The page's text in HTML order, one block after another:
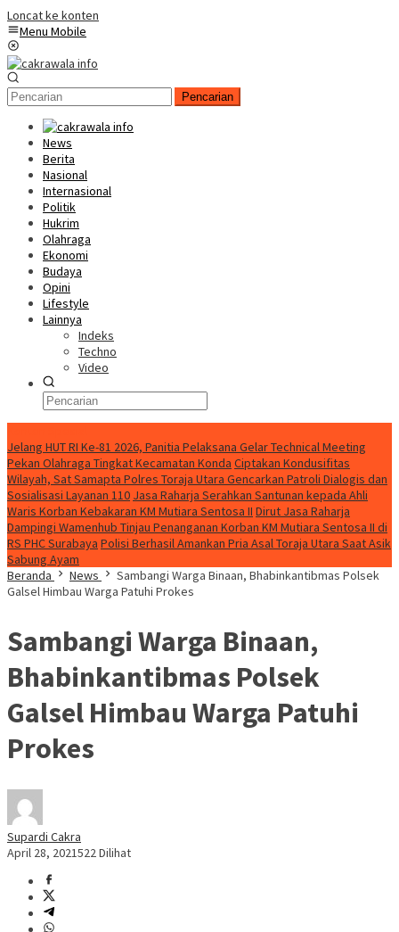
Loncat ke konten
Menu Mobile
Pencarian
News
Berita
Nasional
Internasional
Politik
Hukrim
Olahraga
Ekonomi
Budaya
Opini
Lifestyle
Lainnya
Indeks
Techno
Video
Jelang HUT RI Ke-81 2026, Panitia Pelaksana Gelar Technical Meeting
Pekan Olahraga Tingkat Kecamatan Konda Ciptakan Kondusifitas
Wilayah, Sat Samapta Polres Toraja Utara Gencarkan Patroli Dialogis dan
Sosialisasi Layanan 110 Jasa Raharja Serahkan Santunan kepada Ahli
Waris Korban Kebakaran KM Mutiara Sentosa II Dirut Jasa Raharja
Dampingi Wamenhub Tinjau Penanganan Korban KM Mutiara Sentosa II di
RS PHC Surabaya Polisi Berhasil Amankan Pria Asal Toraja Utara Saat Asik
Sabung Ayam
Beranda
News
Sambangi Warga Binaan, Bhabinkantibmas Polsek
Galsel Himbau Warga Patuhi Prokes
Sambangi Warga Binaan,
Bhabinkantibmas Polsek
Galsel Himbau Warga Patuhi
Prokes
Supardi Cakra
April 28, 2021522 Dilihat